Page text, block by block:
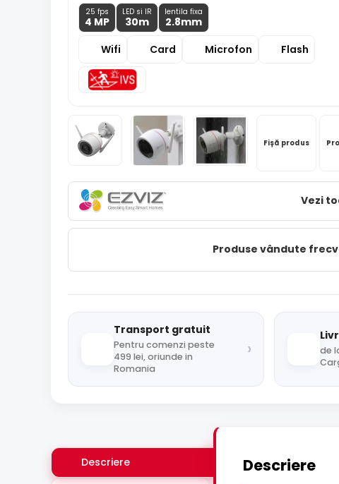
25 fps
4 MP
LED si IR
30m
lentila fixa
2.8mm
Wifi
Card Microfon Flash
Fișă produs
Vezi
Produse vândute
Transport gratuit
Pentru comenzi peste
499 lei, oriunde in
Romania
›
de
Descriere Descriere